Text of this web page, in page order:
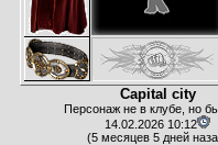
Capital city
Персонаж не в клубе, но
14.02.2026 10:12
(5 месяцев 5 дней